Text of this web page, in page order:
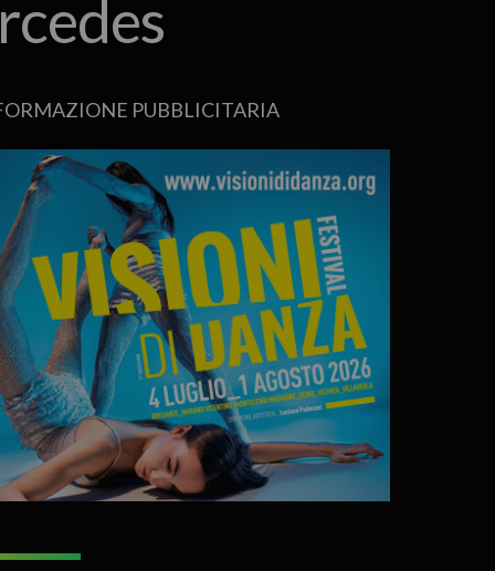
PUBBLICITARIA